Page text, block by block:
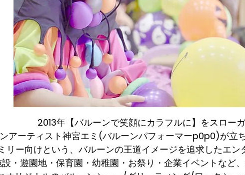
2013年【バルーンで笑顔にカラフルに】をスローガ
アーティスト神宮エミ(バルーンパフォーマーp0p0)が立
リー向けという、バルーンの王道イメージを追求したエン
・遊園地・保育園・幼稚園・お祭り・企業イベントなど